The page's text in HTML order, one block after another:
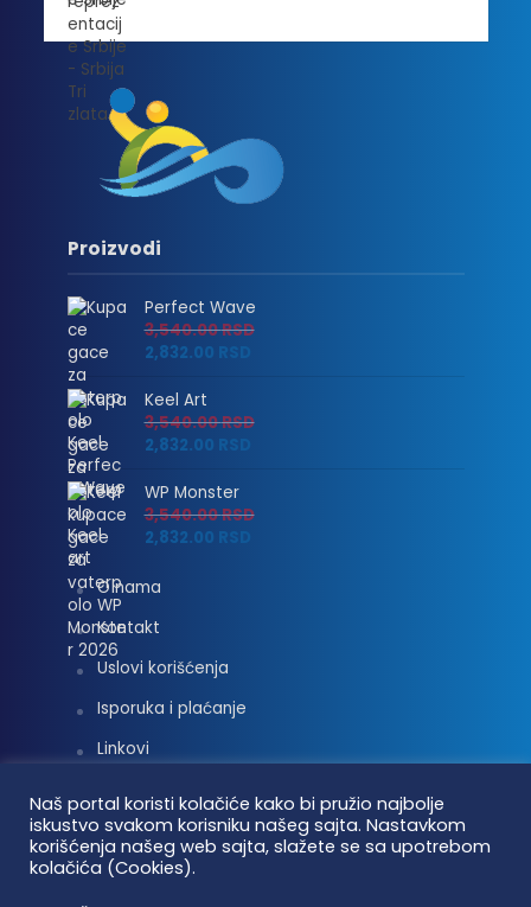
Proizvodi
Perfect Wave
3,540.00RSD
2,832.00 RSD
Keel Art
3,540.00RSD
2,832.00 RSD
WP Monster
3,540.00RSD
2,832.00 RSD
O nama
Kontakt
Uslovi korišćenja
Isporuka i plaćanje
Linkovi
Vaterpolo vesti © 2026. Sva prava zadržana.
Naš portal koristi kolačiće kako bi pružio najbolje
iskustvo svakom korisniku našeg sajta. Nastavkom
korišćenja našeg web sajta, slažete se sa upotrebom
kolačića (Cookies).